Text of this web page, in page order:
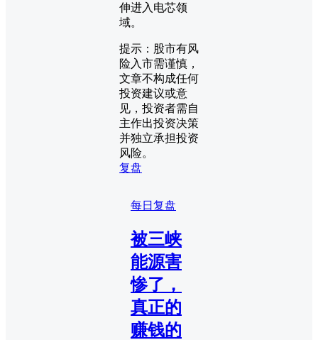
伸进入电芯领
域。
提示：股市有风
险入市需谨慎，
文章不构成任何
投资建议或意
见，投资者需自
主作出投资决策
并独立承担投资
风险。
复盘
每日复盘
被三峡
能源害
惨了，
真正的
赚钱的